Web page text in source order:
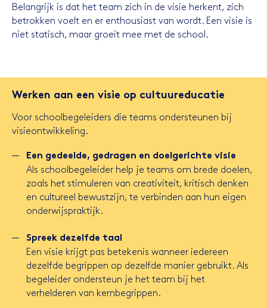
Belangrijk is dat het team zich in de visie herkent, zich
betrokken voelt en er enthousiast van wordt. Een visie is
niet statisch, maar groeit mee met de school.
Werken aan een visie op cultuureducatie
Voor schoolbegeleiders die teams ondersteunen bij
visieontwikkeling.
Een gedeelde, gedragen en doelgerichte visie
Als schoolbegeleider help je teams om brede doelen,
zoals het stimuleren van creativiteit, kritisch denken
en cultureel bewustzijn, te verbinden aan hun eigen
onderwijspraktijk.
Spreek dezelfde taal
Een visie krijgt pas betekenis wanneer iedereen
dezelfde begrippen op dezelfde manier gebruikt. Als
begeleider ondersteun je het team bij het
verhelderen van kernbegrippen.